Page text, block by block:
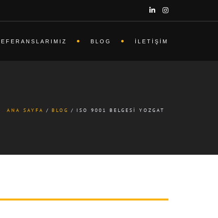
BLOG İLETIŞIM
ANA SAYFA BLOG ISO 9001 BELGESI YOZGAT